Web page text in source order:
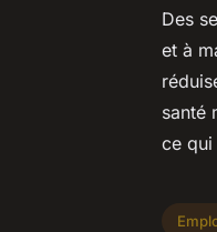
Des
et à
santé
ce qui